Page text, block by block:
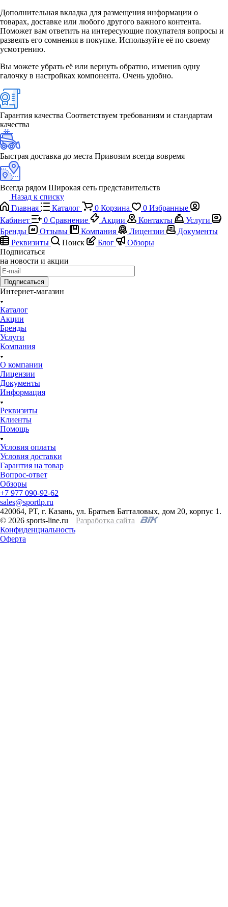
Дополнительная вкладка для размещения информации о
товарах, доставке или любого другого важного контента.
Поможет вам ответить на интересующие покупателя вопросы и
развеять его сомнения в покупке. Используйте её по своему
усмотрению.
Вы можете убрать её или вернуть обратно, изменив одну
галочку в настройках компонента. Очень удобно.
Гарантия качества Соответствуем требованиям и стандартам
качества
Быстрая доставка до места Привозим всегда вовремя
Всегда рядом Широкая сеть представительств
Назад к списку
Главная
Каталог 0 Корзина 0 Избранные
Кабинет
0 Сравнение Акции Контакты
Услуги
Бренды
Отзывы Компания Лицензии
Документы
Реквизиты
Поиск Блог
Обзоры
Подписаться
на новости и акции
Подписаться
Интернет-магазин
Каталог
Акции
Бренды
Услуги
Компания
О компании
Лицензии
Документы
Информация
Реквизиты
Клиенты
Помощь
Условия оплаты
Условия доставки
Гарантия на товар
Вопрос-ответ
Обзоры
+7 977 090-92-62
sales@sportlp.ru
420064, PT, г. Казань, ул. Братьев Батталовых, дом 20, корпус 1.
© 2026 sports-line.ru
Разработка сайта
Конфиденциальность
Оферта